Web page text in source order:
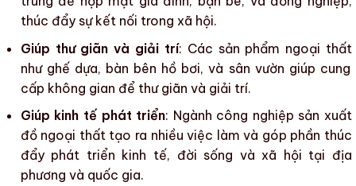
thúc đẩy sự kết nối trong xã hội.
Giúp thư giãn và giải trí: Các sản phẩm ngoại thất
như ghế dựa, bàn bên hồ bơi, và sân vườn giúp cung
cấp không gian để thư giãn và giải trí.
Giúp kinh tế phát triển: Ngành công nghiệp sản xuất
đồ ngoại thất tạo ra nhiều việc làm và góp phần thúc
đẩy phát triển kinh tế, đời sống và xã hội tại địa
phương và quốc gia.